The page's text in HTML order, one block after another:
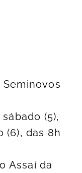
Seminovos
(5),
(6), das 8h
Assaí da